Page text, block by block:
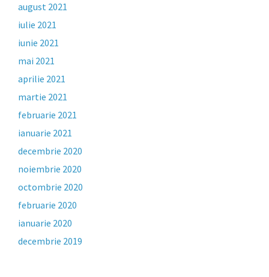
august 2021
iulie 2021
iunie 2021
mai 2021
aprilie 2021
martie 2021
februarie 2021
ianuarie 2021
decembrie 2020
noiembrie 2020
octombrie 2020
februarie 2020
ianuarie 2020
decembrie 2019